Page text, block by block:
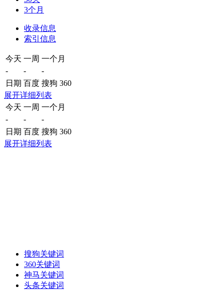
3个月
收录信息
索引信息
今天 一周 一个月
-
-
-
日期 百度 搜狗 360
展开详细列表
今天 一周 一个月
-
-
-
日期 百度 搜狗 360
展开详细列表
搜狗关键词
360关键词
神马关键词
头条关键词